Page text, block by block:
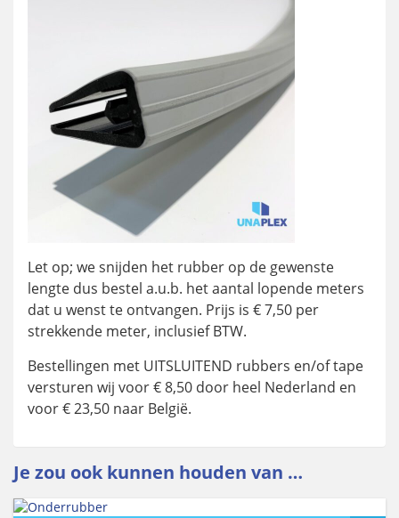
Let op; we snijden het rubber op de gewenste
lengte dus bestel a.u.b. het aantal lopende meters
dat u wenst te ontvangen. Prijs is € 7,50 per
strekkende meter, inclusief BTW.
Bestellingen met UITSLUITEND rubbers en/of tape
versturen wij voor € 8,50 door heel Nederland en
voor € 23,50 naar België.
Je zou ook kunnen houden van …